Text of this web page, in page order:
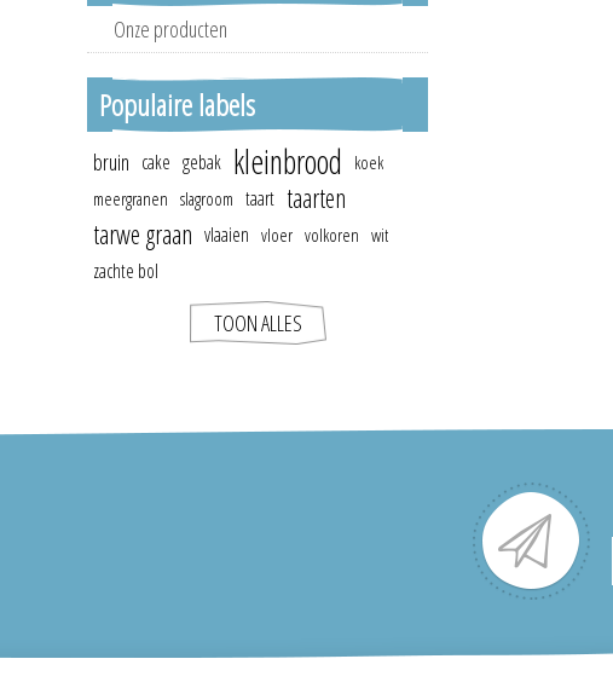
Onze producten
Populaire labels
bruin cake gebak kleinbrood
koek
meergranen slagroom taart taarten
tarwe graan vlaaien vloer volkoren wit
zachte bol
TOON ALLES